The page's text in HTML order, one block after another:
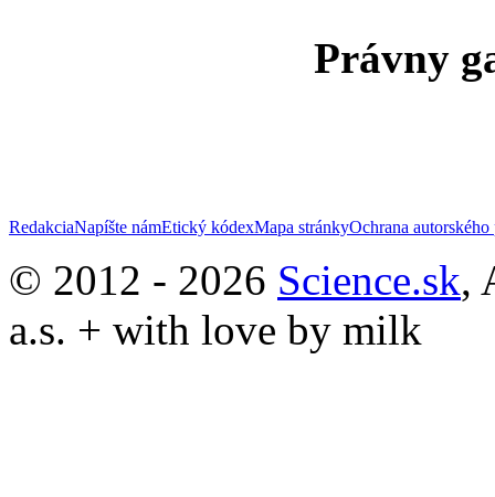
Právny
RedakciaNapíšte námEtický kódexMapa stránkyOchrana autorského
© 2012 - 2026 Science.sk,
a.s. + with love by milk